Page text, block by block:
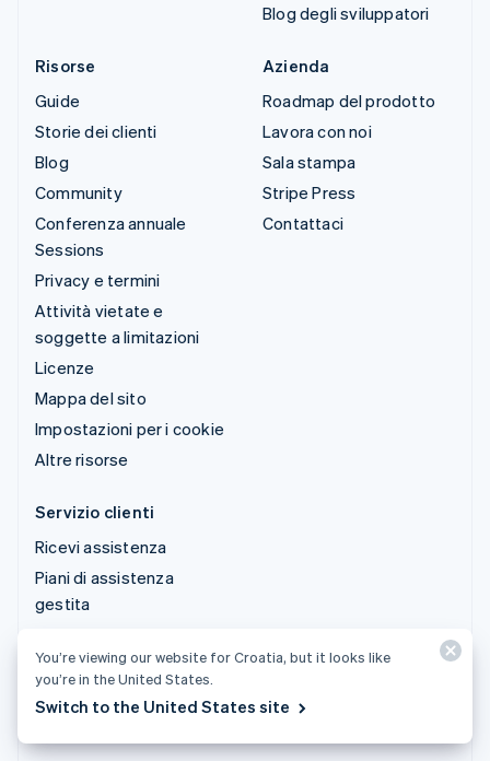
Blog degli sviluppatori
Risorse
Guide
Storie dei clienti
Blog
Community
Conferenza annuale
Sessions
Privacy e termini
Attività vietate e
soggette a limitazioni
Licenze
Mappa del sito
Impostazioni per i cookie
Altre risorse
Azienda
Roadmap del prodotto
Lavora con noi
Sala stampa
Stripe Press
Contattaci
Servizio clienti
Ricevi assistenza
Piani di assistenza
gestita
© 2026 Stripe, LLC
You’re viewing our website for Croatia, but it looks like
you’re in the United States.
Switch to the United States site